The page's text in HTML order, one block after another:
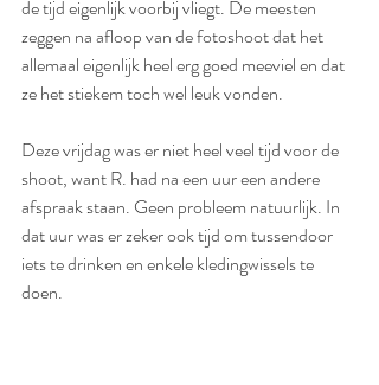
de tijd eigenlijk voorbij vliegt. De meesten
zeggen na afloop van de fotoshoot dat het
allemaal eigenlijk heel erg goed meeviel en dat
ze het stiekem toch wel leuk vonden.
Deze vrijdag was er niet heel veel tijd voor de
shoot, want R. had na een uur een andere
afspraak staan. Geen probleem natuurlijk. In
dat uur was er zeker ook tijd om tussendoor
iets te drinken en enkele kledingwissels te
doen.